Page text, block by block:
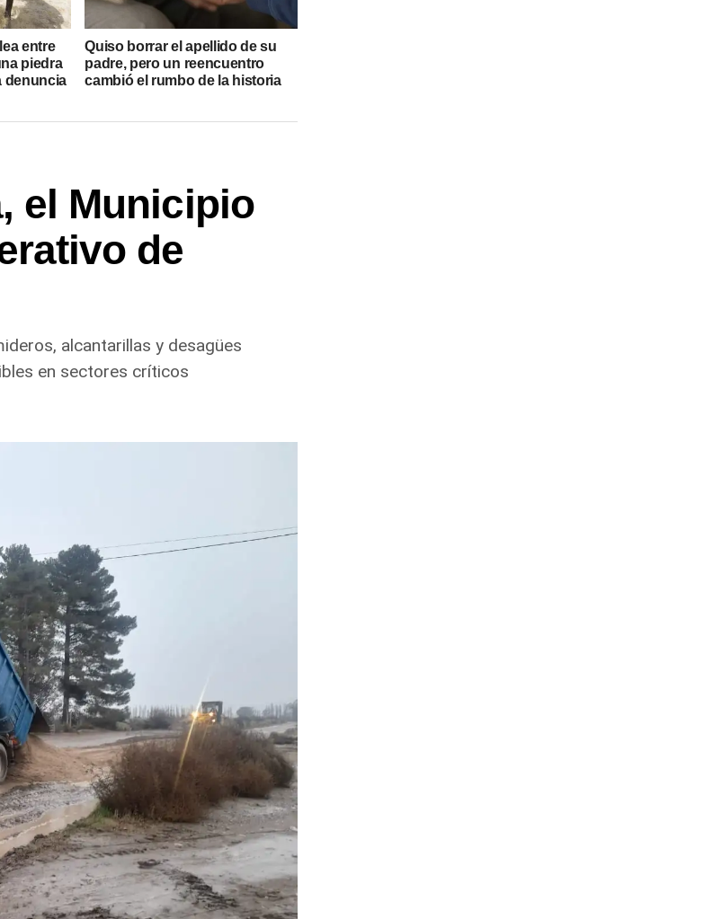
entre
piedra
denuncia
Quiso borrar el apellido de su
padre, pero un reencuentro
cambió el rumbo de la historia
el Municipio
de
alcantarillas y desagües
en sectores críticos